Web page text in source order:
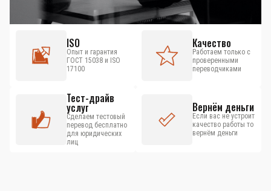
ISO
Опыт и гарантия
ГОСТ 15038 и ISO
17100
Качество
Работаем только с
проверенными
переводчиками
Тест-драйв
услуг
Сделаем тестовый
перевод бесплатно
для юридических
лиц
Вернём деньги
Если вас не устроит
качество работы то
вернём деньги